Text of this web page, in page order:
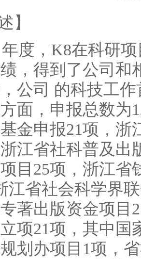
】
年度，K8在科研
，得到了公司和
公司 的科技工
面，申报总数为
金申报21项，浙
江省社科普及出
目25项，浙江省
江省社会科学界
著出版资金项目
项21项，其中国
划办项目1项，